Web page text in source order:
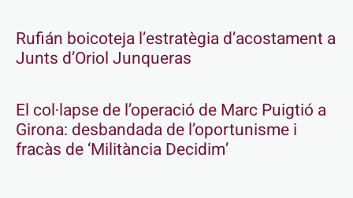
Rufián boicoteja l’estratègia d’acostament a
Junts d’Oriol Junqueras
El col·lapse de l’operació de Marc Puigtió a
Girona: desbandada de l’oportunisme i
fracàs de ‘Militància Decidim’